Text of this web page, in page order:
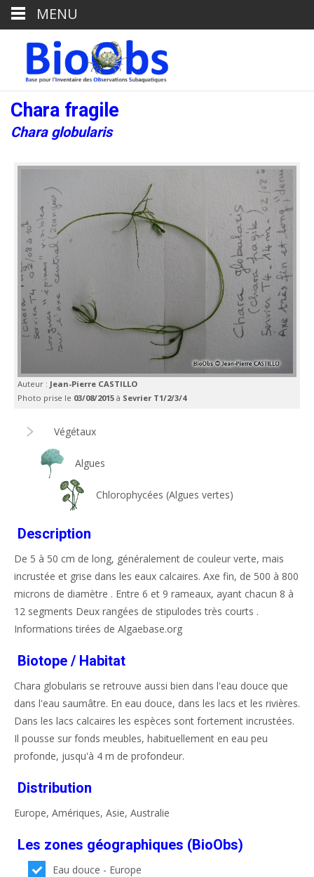
Chara fragile
Chara globularis
Auteur : Jean-Pierre CASTILLO
Photo prise le 03/08/2015 à Sevrier T1/2/3/4
Végétaux
Algues
Chlorophycées (Algues vertes)
Description
De 5 à 50 cm de long, généralement de couleur verte, mais
incrustée et grise dans les eaux calcaires. Axe fin, de 500 à 800
microns de diamètre . Entre 6 et 9 rameaux, ayant chacun 8 à
12 segments Deux rangées de stipulodes très courts .
Informations tirées de Algaebase.org
Biotope / Habitat
Chara globularis se retrouve aussi bien dans l'eau douce que
dans l'eau saumâtre. En eau douce, dans les lacs et les rivières.
Dans les lacs calcaires les espèces sont fortement incrustées.
Il pousse sur fonds meubles, habituellement en eau peu
profonde, jusqu'à 4 m de profondeur.
Distribution
Europe, Amériques, Asie, Australie
Les zones géographiques (BioObs)
Eau douce - Europe
MENU